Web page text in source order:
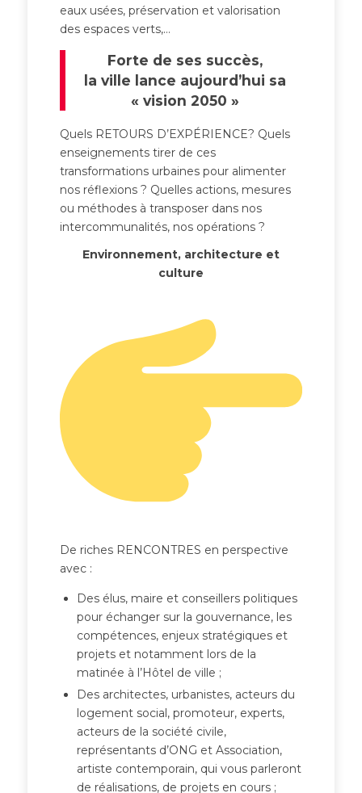
eaux usées, préservation et valorisation
des espaces verts,…
Forte de ses succès,
la ville lance aujourd’hui sa
« vision 2050 »
Quels RETOURS D’EXPÉRIENCE? Quels
enseignements tirer de ces
transformations urbaines pour alimenter
nos réflexions ? Quelles actions, mesures
ou méthodes à transposer dans nos
intercommunalités, nos opérations ?
Environnement, architecture et
culture
De riches RENCONTRES en perspective
avec :
Des élus, maire et conseillers politiques
pour échanger sur la gouvernance, les
compétences, enjeux stratégiques et
projets et notamment lors de la
matinée à l’Hôtel de ville ;
Des architectes, urbanistes, acteurs du
logement social, promoteur, experts,
acteurs de la société civile,
représentants d’ONG et Association,
artiste contemporain, qui vous parleront
de réalisations, de projets en cours ;